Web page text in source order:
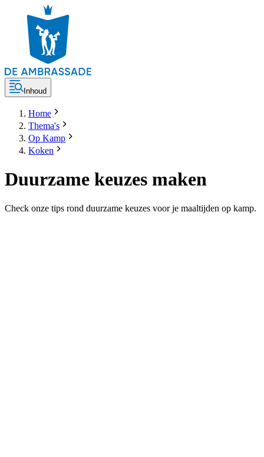
Inhoud
Home
Thema's
Op Kamp
Koken
Duurzame keuzes maken
Check onze tips rond duurzame keuzes voor je maaltijden op kamp.